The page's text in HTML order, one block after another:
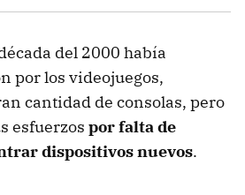
del 2000 había
por los videojuegos,
cantidad de consolas, pero
esfuerzos por falta de
dispositivos nuevos.